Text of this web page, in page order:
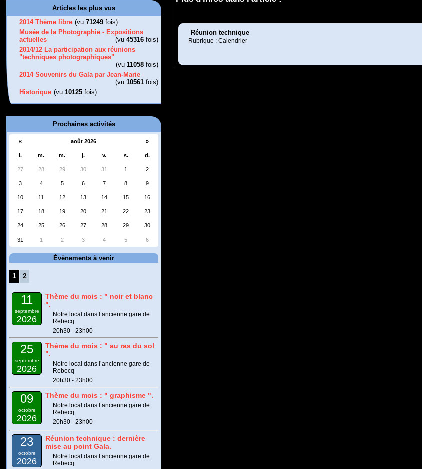
Réunion technique
Rubrique : Calendrier
Articles les plus vus
2014 Thème libre (vu71249 fois)
Musée de la Photographie - Expositions
actuelles
(vu 45316fois)
2014/12 La participation aux réunions
"techniques photographiques"
(vu 11058fois)
2014 Souvenirs du Gala par Jean-Marie
(vu 10561fois)
Historique (vu10125 fois)
Prochaines activités
« août 2026 »
l. m. m. j. v. s. d.
27 28 29 30 31 1 2
3 4 5 6 7 8 9
10 11 12 13 14 15 16
17 18 19 20 21 22 23
24 25 26 27 28 29 30
31 1 2 3 4 5 6
Évènements à venir
1 2
11
septembre
2026
Thème du mois : " noir et blanc
".
Notre local dans l’ancienne gare de
Rebecq
20h30 - 23h00
25
septembre
2026
Thème du mois : " au ras du sol
".
Notre local dans l’ancienne gare de
Rebecq
20h30 - 23h00
09
octobre
2026
Thème du mois : " graphisme ".
Notre local dans l’ancienne gare de
Rebecq
20h30 - 23h00
23
octobre
2026
Réunion technique : dernière
mise au point Gala.
Notre local dans l’ancienne gare de
Rebecq